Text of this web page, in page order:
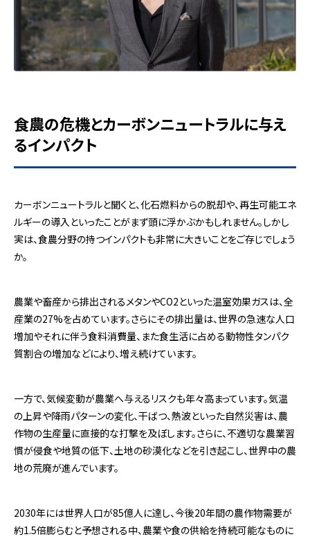
食農の危機とカーボンニュートラルに与え
るインパクト
カーボンニュートラルと聞くと、化石燃料からの脱却や、再生可能エネ
ルギーの導入といったことがまず頭に浮かぶかもしれません。しかし
実は、食農分野の持つインパクトも非常に大きいことをご存じでしょう
か。
農業や畜産から排出されるメタンやCO2といった温室効果ガスは、全
産業の27%を占めています。さらにその排出量は、世界の急速な人口
増加やそれに伴う食料消費量、また食生活に占める動物性タンパク
質割合の増加などにより、増え続けています。
一方で、気候変動が農業へ与えるリスクも年々高まっています。気温
の上昇や降雨パターンの変化、干ばつ、熱波といった自然災害は、農
作物の生産量に直接的な打撃を及ぼします。さらに、不適切な農業習
慣が侵食や地質の低下、土地の砂漠化などを引き起こし、世界中の農
地の荒廃が進んでいます。
2030年には世界人口が85億人に達し、今後20年間の農作物需要が
約1.5倍膨らむと予想される中、農業や食の供給を持続可能なものに